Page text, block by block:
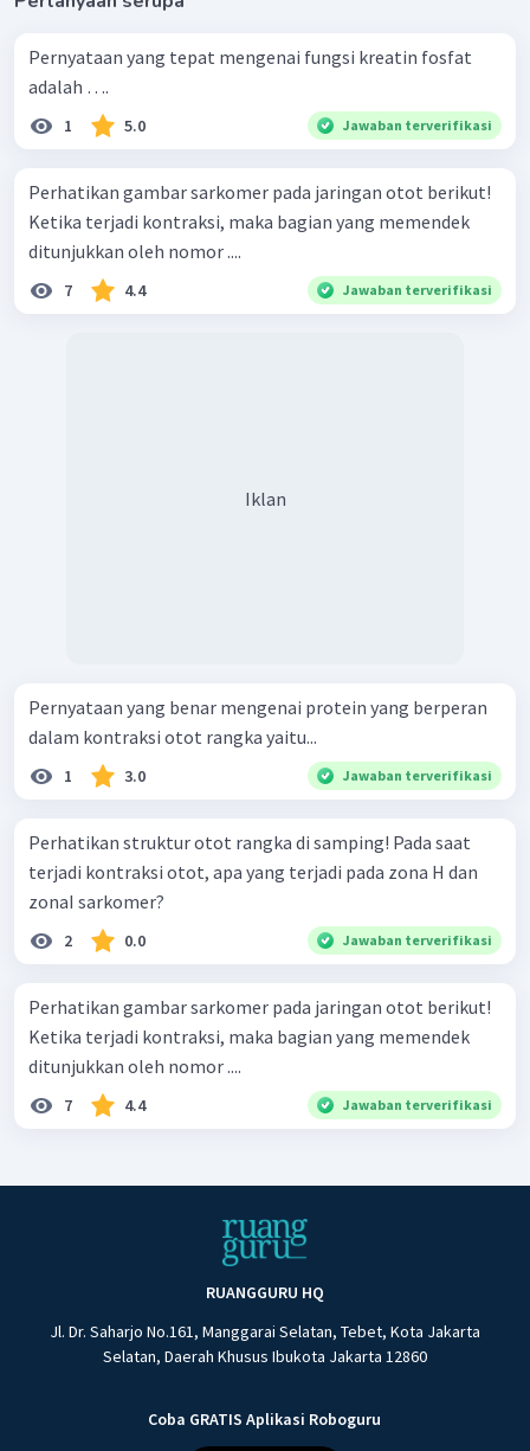
Pernyataan yang tepat mengenai fungsi kreatin fosfat
adalah ….
1 5.0 Jawaban terverifikasi
Perhatikan gambar sarkomer pada jaringan otot berikut!
Ketika terjadi kontraksi, maka bagian yang memendek
ditunjukkan oleh nomor ....
7 4.4 Jawaban terverifikasi
Iklan
Pernyataan yang benar mengenai protein yang berperan
dalam kontraksi otot rangka yaitu...
1 3.0 Jawaban terverifikasi
Perhatikan struktur otot rangka di samping! Pada saat
terjadi kontraksi otot, apa yang terjadi pada zona H dan
zonaI sarkomer?
2 0.0 Jawaban terverifikasi
Perhatikan gambar sarkomer pada jaringan otot berikut!
Ketika terjadi kontraksi, maka bagian yang memendek
ditunjukkan oleh nomor ....
7 4.4 Jawaban terverifikasi
RUANGGURU HQ
Jl. Dr. Saharjo No.161, Manggarai Selatan, Tebet, Kota Jakarta
Selatan, Daerah Khusus Ibukota Jakarta 12860
Coba GRATIS Aplikasi Roboguru